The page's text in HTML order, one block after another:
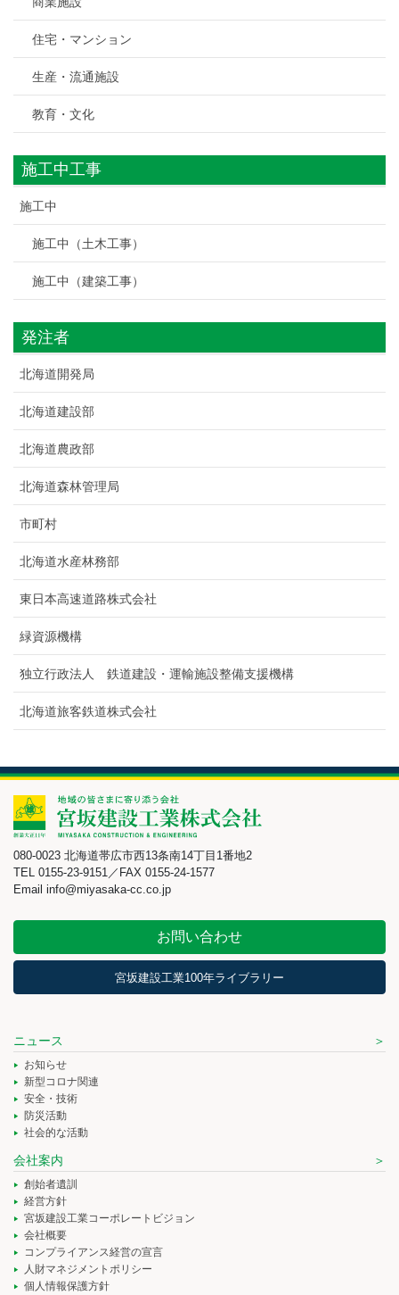
住宅・マンション
生産・流通施設
教育・文化
施工中工事
施工中
施工中（土木工事）
施工中（建築工事）
発注者
北海道開発局
北海道建設部
北海道農政部
北海道森林管理局
市町村
北海道水産林務部
東日本高速道路株式会社
緑資源機構
独立行政法人 鉄道建設・運輸施設整備支援機構
北海道旅客鉄道株式会社
080-0023 北海道帯広市西13条南14丁目1番地2
TEL 0155-23-9151／FAX 0155-24-1577
Email info@miyasaka-cc.co.jp
お問い合わせ
宮坂建設工業100年ライブラリー
ニュース
お知らせ
新型コロナ関連
安全・技術
防災活動
社会的な活動
会社案内
創始者遺訓
経営方針
宮坂建設工業コーポレートビジョン
会社概要
コンプライアンス経営の宣言
人財マネジメントポリシー
個人情報保護方針